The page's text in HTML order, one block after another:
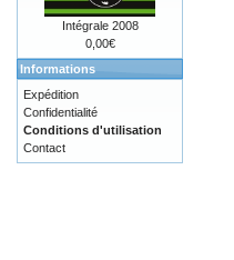
Intégrale 2008
0,00€
Informations
Expédition
Confidentialité
Conditions d'utilisation
Contact